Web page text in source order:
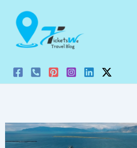
στο
περιεχόμενο